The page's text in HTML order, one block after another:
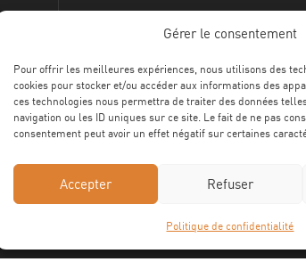
Gérer le consentement
Pour offrir les meilleures expériences, nous utilisons des
cookies pour stocker et/ou accéder aux informations des
ces technologies nous permettra de traiter des données
navigation ou les ID uniques sur ce site. Le fait de ne pas
consentement peut avoir un effet négatif sur certaines
Accepter Refuser
Politique de confidentialité
NOS CERTFICATIONS